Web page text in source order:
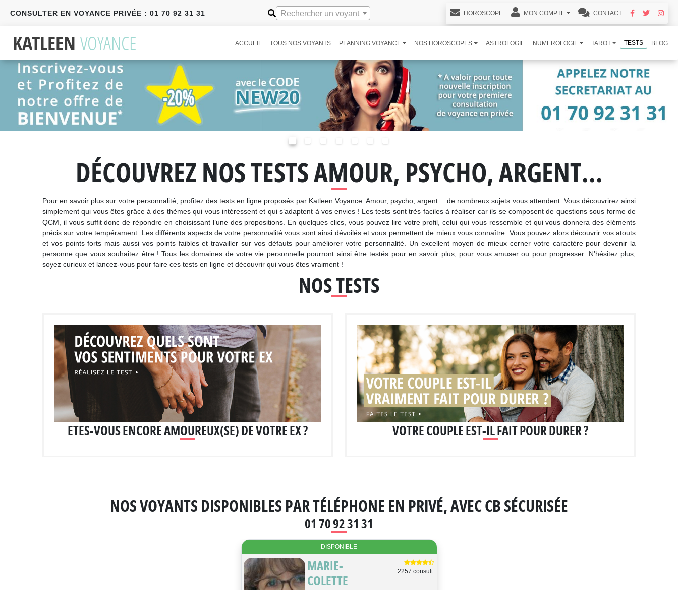
CONSULTER EN VOYANCE PRIVÉE : 01 70 92 31 31 Rechercher un voyant HOROSCOPE MON COMPTE CONTACT
ACCUEIL TOUS NOS VOYANTS PLANNING VOYANCE NOS HOROSCOPES ASTROLOGIE NUMEROLOGIE TAROT TESTS BLOG
DÉCOUVREZ NOS TESTS AMOUR, PSYCHO, ARGENT...
Pour en savoir plus sur votre personnalité, profitez des tests en ligne proposés par Katleen Voyance. Amour, psycho, argent… de nombreux sujets vous attendent. Vous découvrirez ainsi
simplement qui vous êtes grâce à des thèmes qui vous intéressent et qui s’adaptent à vos envies ! Les tests sont très faciles à réaliser car ils se composent de questions sous forme de
QCM, il vous suffit donc de répondre en choisissant l’une des propositions. En quelques clics, vous pouvez lire votre profil, celui qui vous ressemble et qui vous donnera des éléments
précis sur votre tempérament. Les différents aspects de votre personnalité vous sont ainsi dévoilés et vous permettent de mieux vous connaître. Vous pouvez alors découvrir vos atouts
et vos points forts mais aussi vos points faibles et travailler sur vos défauts pour améliorer votre personnalité. Un excellent moyen de mieux cerner votre caractère pour devenir la
personne que vous souhaitez être ! Tous les domaines de votre vie personnelle pourront ainsi être testés pour en savoir plus, pour vous amuser ou pour progresser. N’hésitez plus,
soyez curieux et lancez-vous pour faire ces tests en ligne et découvrir qui vous êtes vraiment !
NOS TESTS
ETES-VOUS ENCORE AMOUREUX(SE) DE VOTRE EX ? VOTRE COUPLE EST-IL FAIT POUR DURER ?
NOS VOYANTS DISPONIBLES PAR TÉLÉPHONE EN PRIVÉ, AVEC CB SÉCURISÉE
01 70 92 31 31
DISPONIBLE
MARIE-
COLETTE
2257 consult.